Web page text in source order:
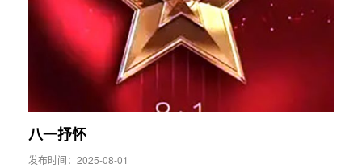
八一抒怀
发布时间：2025-08-01